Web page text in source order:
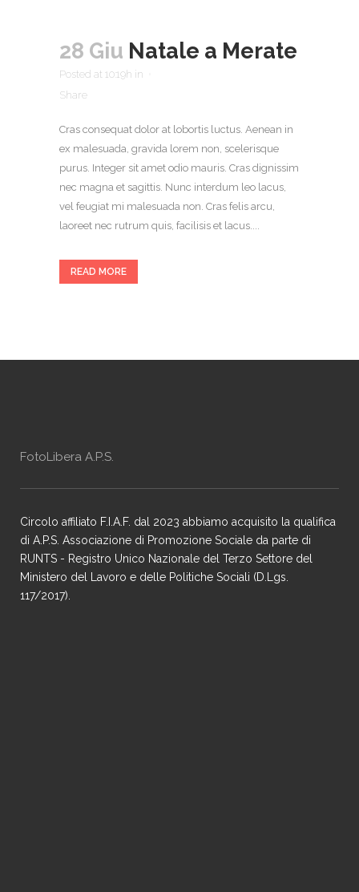
28 Giu Natale a Merate
Posted at 10:19h in
Share
Cras consequat dolor at lobortis luctus. Aenean in
ex malesuada, gravida lorem non, scelerisque
purus. Integer sit amet odio mauris. Cras dignissim
nec magna et sagittis. Nunc interdum leo lacus,
vel feugiat mi malesuada non. Cras felis arcu,
laoreet nec rutrum quis, facilisis et lacus....
READ MORE
FotoLibera A.P.S.
Circolo affiliato F.I.A.F. dal 2023 abbiamo acquisito la qualifica
di A.P.S. Associazione di Promozione Sociale da parte di
RUNTS - Registro Unico Nazionale del Terzo Settore del
Ministero del Lavoro e delle Politiche Sociali (D.Lgs.
117/2017).